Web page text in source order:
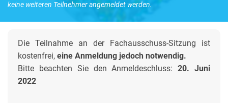
keine weiteren Teilnehmer angemeldet werden.
Die Teilnahme an der Fachausschuss-Sitzung ist
kostenfrei, eine Anmeldung jedoch notwendig.
Bitte beachten Sie den Anmeldeschluss:20. Juni
2022